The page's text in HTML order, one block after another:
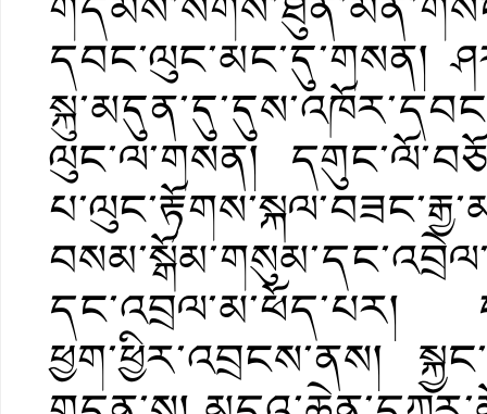
དབང་ལུང་མང་དུ་གསན།
ལུང་ལ་གསན།
དང་འབྲལ་མ་ཕོད་པར།
ཕྱག་ཕྱིར་འབྲངས་ནས།